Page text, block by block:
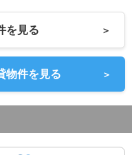
を見る ＞
物件を見る ＞